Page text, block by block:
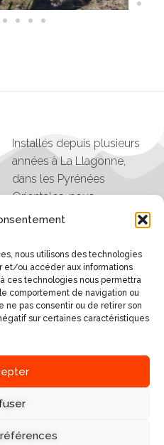
nous utilisons des technologies
et/ou accéder aux informations
ces technologies nous permettra
comportement de navigation ou
ne pas consentir ou de retirer son
sur certaines caractéristiques
Installés depuis plusieurs
années à La Llagonne,
dans les Pyrénées
Orientales, nous
organisons des balades,
cheval.
Les excursions vont
d'une heure à plusieurs
jours, et sont organisés
selon le niveau des
SERVICES
BALADES AUTOUR DU
VILLAGE
REFUGE OU HÔTEL